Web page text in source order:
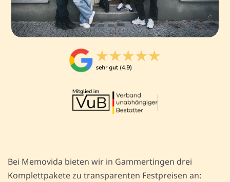
Bei Memovida bieten wir in Gammertingen drei
Komplettpakete zu transparenten Festpreisen an: